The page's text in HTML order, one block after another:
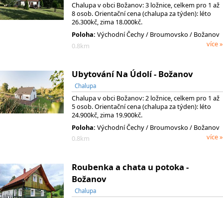
Chalupa v obci Božanov: 3 ložnice, celkem pro 1 až
8 osob. Orientační cena (chalupa za týden): léto
26.300kč, zima 18.000kč.
Poloha: Východní Čechy/ Broumovsko / Božanov
0.8km
více »
Ubytování Na Údolí - Božanov
Chalupa
Chalupa v obci Božanov: 2 ložnice, celkem pro 1 až
5 osob. Orientační cena (chalupa za týden): léto
24.900kč, zima 19.900kč.
Poloha: Východní Čechy/ Broumovsko / Božanov
0.8km
více »
Roubenka a chata u potoka -
Božanov
Chalupa